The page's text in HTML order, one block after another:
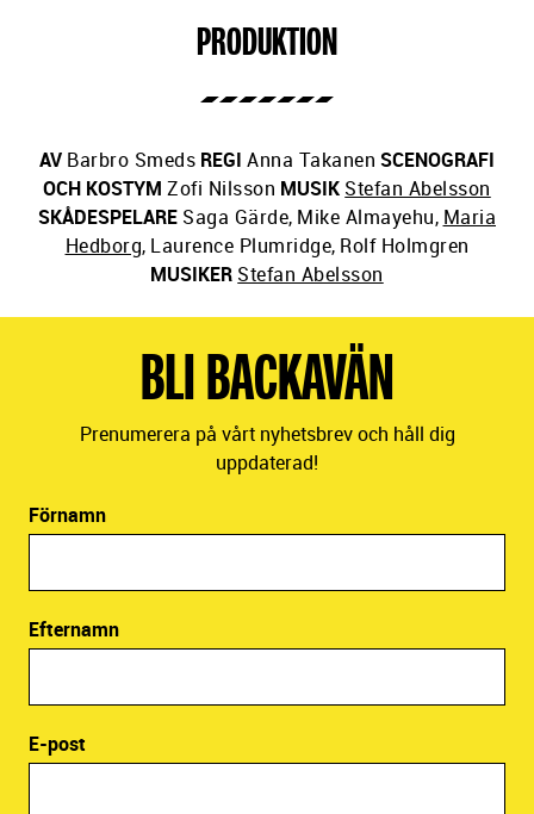
PRODUKTION
AV Barbro Smeds REGI Anna Takanen SCENOGRAFI
OCH KOSTYM Zofi Nilsson MUSIK Stefan Abelsson
SKÅDESPELARE Saga Gärde, Mike Almayehu, Maria
Hedborg, Laurence Plumridge, Rolf Holmgren
MUSIKER Stefan Abelsson
BLI BACKAVÄN
Prenumerera på vårt nyhetsbrev och håll dig
uppdaterad!
Förnamn
Efternamn
E-post